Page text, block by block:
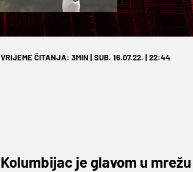
VRIJEME ČITANJA: 3MIN | SUB. 16.07.22. | 22:44
Kolumbijac je glavom u